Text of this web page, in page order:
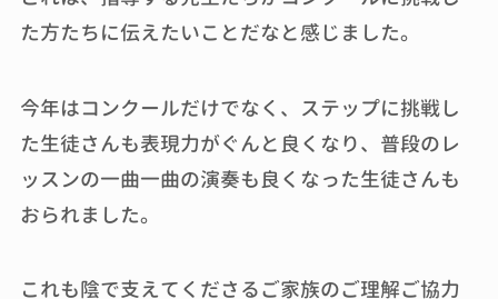
た方たちに伝えたいことだなと感じました。
今年はコンクールだけでなく、ステップに挑戦し
た生徒さんも表現力がぐんと良くなり、普段のレ
ッスンの一曲一曲の演奏も良くなった生徒さんも
おられました。
これも陰で支えてくださるご家族のご理解ご協力